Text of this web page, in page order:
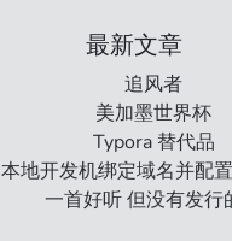
最新文章
追风者
美加墨世界杯
Typora 替代品
本地开发机绑定域名并配
一首好听 但没有发行